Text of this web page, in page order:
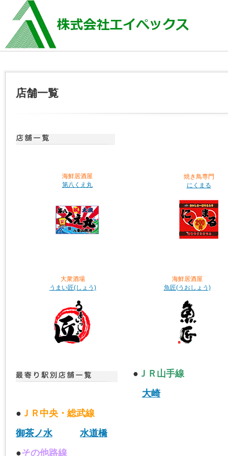
店舗一覧
海鮮居酒屋
第八くえ丸
焼き鳥専門
にくまる
大衆酒場
うまい匠(しょう)
海鮮居酒屋
魚匠(うおしょう)
● ＪＲ山手線
大崎
● ＪＲ中央・総武線
御茶ノ水
水道橋
●その他路線